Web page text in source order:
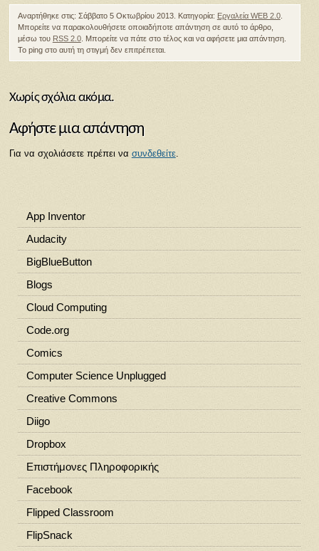
Αναρτήθηκε στις: Σάββατο 5 Οκτωβρίου 2013. Κατηγορία: Εργαλεία WEB 2.0.
Μπορείτε να παρακολουθήσετε οποιαδήποτε απάντηση σε αυτό το άρθρο,
μέσω του RSS 2.0. Μπορείτε να πάτε στο τέλος και να αφήσετε μια απάντηση.
Το ping στο αυτή τη στιγμή δεν επιτρέπεται.
Χωρίς σχόλια ακόμα.
Αφήστε μια απάντηση
Για να σχολιάσετε πρέπει να συνδεθείτε.
App Inventor
Audacity
BigBlueButton
Blogs
Cloud Computing
Code.org
Comics
Computer Science Unplugged
Creative Commons
Diigo
Dropbox
Eπιστήμονες Πληροφορικής
Facebook
Flipped Classroom
FlipSnack